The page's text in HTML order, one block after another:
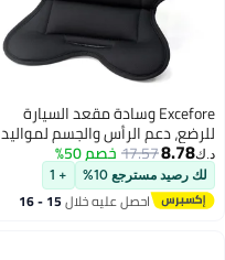
Excefore وسادة مقعد السيارة
للرضع، دعم الرأس والجسم لمواليد
الجدد، وسادة ناعمة لعربات الأطفال،
مثالية لمقاعد سيارات الرضع، عربات
الأطفال، المهد، وحاملات الأطفال
باللون الأسود
د.ك‏8.78
17.57خصم 50%
لك رصيد مسترجع 10% + 1
احصل عليه خلال 15 - 16